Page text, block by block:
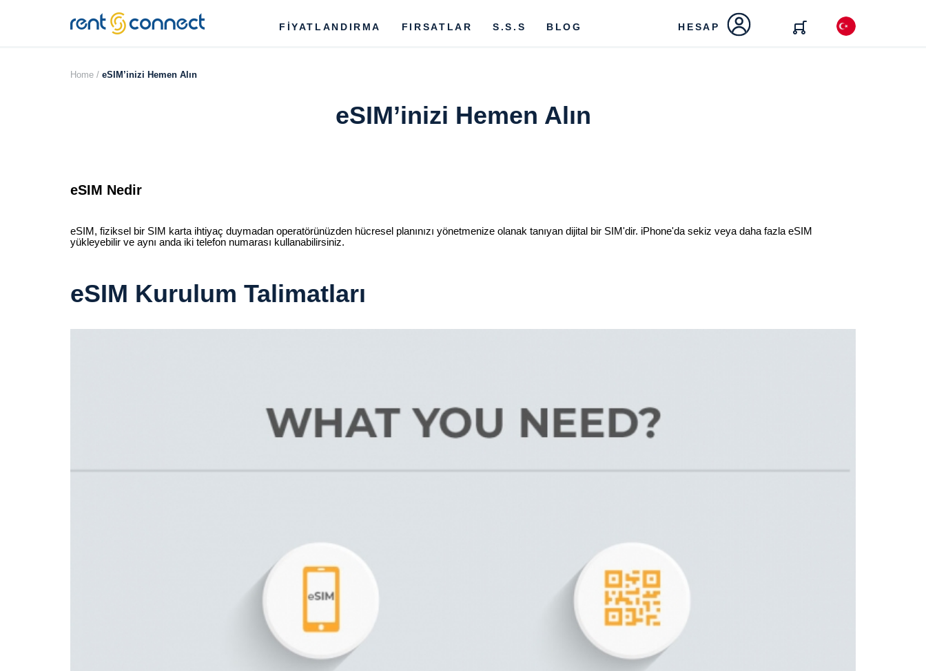
RENT'N
CONNECT
FİYATLANDIRMA FIRSATLAR S.S.S BLOG HESAP
Home / eSIM’inizi Hemen Alın
eSIM’inizi Hemen Alın
eSIM Nedir
eSIM, fiziksel bir SIM karta ihtiyaç duymadan operatörünüzden hücresel planınızı yönetmenize olanak tanıyan dijital bir SIM'dir. iPhone'da sekiz veya daha fazla eSIM
yükleyebilir ve aynı anda iki telefon numarası kullanabilirsiniz.
eSIM Kurulum Talimatları